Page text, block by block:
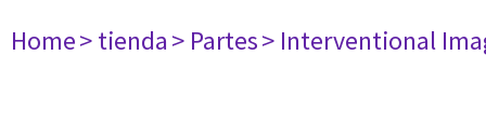
Home> tienda> Partes> Interventional